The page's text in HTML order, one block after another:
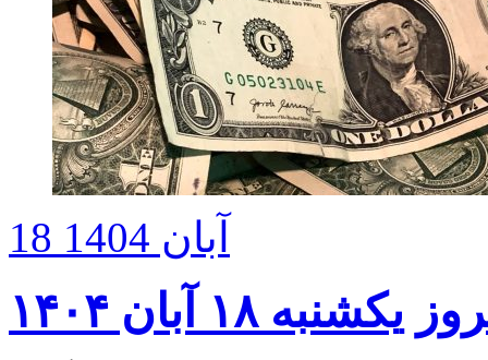
18 آبان 1404
۱۸ آبان ۱۴۰۴